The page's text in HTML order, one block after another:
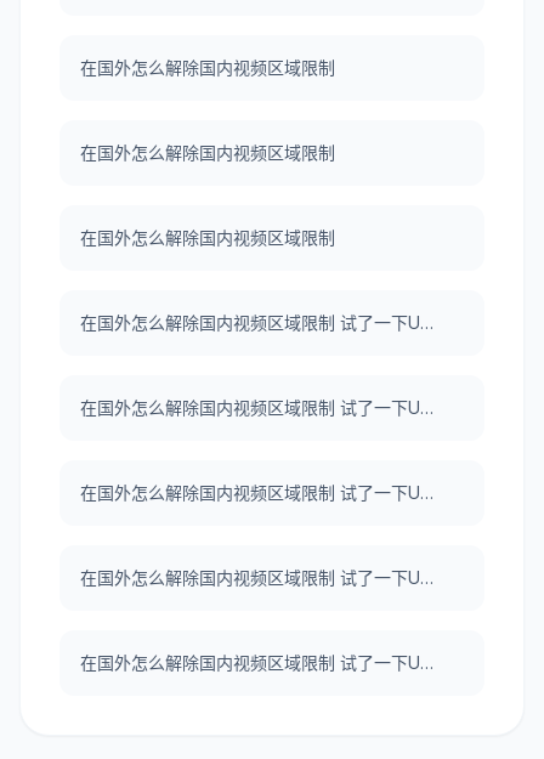
在国外怎么解除国内视频区域限制
在国外怎么解除国内视频区域限制
在国外怎么解除国内视频区域限制
在国外怎么解除国内视频区域限制 试了一下UNBLOCKCN，真好用。
在国外怎么解除国内视频区域限制 试了一下UNBLOCKCN，真好用。
在国外怎么解除国内视频区域限制 试了一下UNBLOCKCN，真好用。
在国外怎么解除国内视频区域限制 试了一下UNBLOCKCN，真好用。
在国外怎么解除国内视频区域限制 试了一下UNBLOCKCN，真好用。